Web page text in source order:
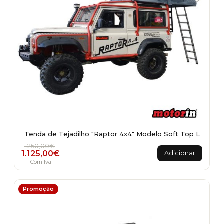
Tenda de Tejadilho "Raptor 4x4" Modelo Soft Top L
1.250,00€
O preço original era: 1.250,00€.
1.125,00€
O preço atual é: 1.125,00€.
Com Iva
Adicionar
Promoção